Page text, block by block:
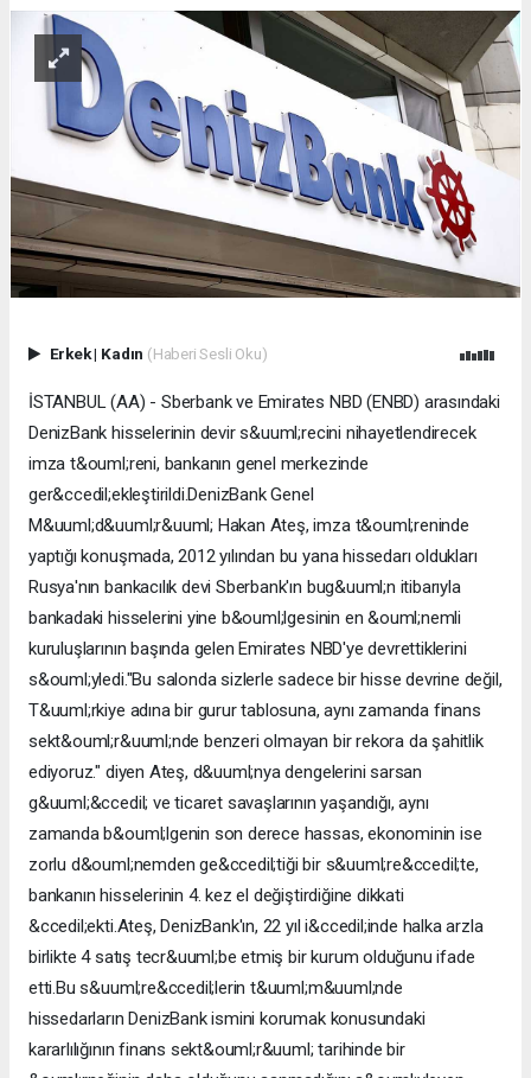
Erkek| Kadın (Haberi Sesli Oku)
İSTANBUL (AA) - Sberbank ve Emirates NBD (ENBD) arasındaki DenizBank hisselerinin devir s&uuml;recini nihayetlendirecek imza t&ouml;reni, bankanın genel merkezinde ger&ccedil;ekleştirildi.DenizBank Genel M&uuml;d&uuml;r&uuml; Hakan Ateş, imza t&ouml;reninde yaptığı konuşmada, 2012 yılından bu yana hissedarı oldukları Rusya'nın bankacılık devi Sberbank'ın bug&uuml;n itibarıyla bankadaki hisselerini yine b&ouml;lgesinin en &ouml;nemli kuruluşlarının başında gelen Emirates NBD'ye devrettiklerini s&ouml;yledi."Bu salonda sizlerle sadece bir hisse devrine değil, T&uuml;rkiye adına bir gurur tablosuna, aynı zamanda finans sekt&ouml;r&uuml;nde benzeri olmayan bir rekora da şahitlik ediyoruz." diyen Ateş, d&uuml;nya dengelerini sarsan g&uuml;&ccedil; ve ticaret savaşlarının yaşandığı, aynı zamanda b&ouml;lgenin son derece hassas, ekonominin ise zorlu d&ouml;nemden ge&ccedil;tiği bir s&uuml;re&ccedil;te, bankanın hisselerinin 4. kez el değiştirdiğine dikkati &ccedil;ekti.Ateş, DenizBank'ın, 22 yıl i&ccedil;inde halka arzla birlikte 4 satış tecr&uuml;be etmiş bir kurum olduğunu ifade etti.Bu s&uuml;re&ccedil;lerin t&uuml;m&uuml;nde hissedarların DenizBank ismini korumak konusundaki kararlılığının finans sekt&ouml;r&uuml; tarihinde bir &ouml;rneğinin daha olduğunu sanmadığını s&ouml;yleyen Ateş, ş&ouml;yle devam etti:"1997'de Zorlu Holding ile başlayan, 2004'te halka a&ccedil;ılma ile 25 bin ilave hissedarımızla tanışmamızla devam eden, ardından 6 yıl Dexia ve son olarak 7 yıl Avrupa'nın en k&ouml;kl&uuml; ve b&uuml;y&uuml;k bankalarından Sberbank &ccedil;atısı altında s&uuml;regelen yolculuğumuzda, her yeni hissedarımızla, tecr&uuml;be ettiğimiz her yeni k&uuml;lt&uuml;r ve kurumsal yapı ile daha da g&uuml;&ccedil;lendik, yenilendik, &ouml;ğrendik. Belki de bu y&uuml;zden 'dinamik ve &ccedil;evik banka' olarak kalmayı başardık. &Ouml;zellikle Sberbank'ın desteği ve teşviki ile kurumumuzu bir bankanın &ouml;tesine, inovasyon &uuml;ss&uuml; konumuna taşıdık. Bug&uuml;n DenizBank denince akla Ar-Ge, inovasyon ve &ouml;nc&uuml; dijital bankacılık uygulamaları geliyorsa, bunda Sberbank y&ouml;netiminin ve &ouml;zellikle Sayın Herman Gref'in daima bizi cesaretlendirmesinin katkısının b&uuml;y&uuml;k olduğunu s&ouml;ylemeliyim. Bu vesileyle lider vasfının yanı sıra i&ccedil;ten ve kucaklayıcı karakterine de b&uuml;y&uuml;k saygı duyduğum Gref'e ve elbette ekibine huzurlarınızda birlikteliğimiz s&uuml;resince kesintisiz desteği ve bize olan g&uuml;veni i&ccedil;in teşekk&uuml;rlerimi sunmak isterim."Sberbank'la ge&ccedil;en 7 yılHakan Ateş, Sberbank &ccedil;atısı altındaki 7 yıllık s&uuml;re&ccedil;te bankanın aktif b&uuml;y&uuml;kl&uuml;ğ&uuml;n&uuml;n y&uuml;zde 301 artışla 52,4 milyar TL'den 210 milyon TL'ye, kredi hacminin y&uuml;zde 291 artışla 142,8 milyar TL'ye ve mevduat toplamının y&uuml;zde 335 y&uuml;kselişle146,3 milyar TL'ye ulaştığını s&ouml;yledi.Aynı d&ouml;nemde istihdamın 11 bin 382 kişiden 14 bin 426'ya &ccedil;ıktığını belirten Ateş, "Nihayetinde hissedarımızın bize 2012'de emanet ettiği 5,2 milyar TL'lik &ouml;zkaynağı bug&uuml;n itibarıyla 16,8 milyar TL'ye ulaştırarak, aynı zamanda bankacılığın T&uuml;rkiye&rsquo;nin en u&ccedil; k&ouml;şelerine kadar erişilebilirliği i&ccedil;in sekt&ouml;r&uuml;nde şube sayısını artıran sayılı bankalar arasında yer alarak benzerine az rastlanır bir performans ortaya koyduk. Sberbank, bu sonu&ccedil;lar ışığında DenizBank&rsquo;ı birlikteliğimiz s&uuml;resince yurt dışındaki en b&uuml;y&uuml;k ve değerli aktifi olarak tanımladı." şeklinde konuştu."Son 10 yılda her alanda pazar payımızı artırdık" Ateş, son 10 yılda her alanda pazar paylarını artırdıklarını ve ciddi b&uuml;y&uuml;me yakaladıklarını belirtti.Aralık 2009'da sekt&ouml;rdeki mevduat paylarının y&uuml;de 2,2 iken, Haziran 2019'da bu oranı y&uuml;zde 3,8'e y&uuml;kselttiklerini ifade eden Ateş, aynı d&ouml;nemde toplam kredilerdeki paylarının y&uuml;zde 4,2'den y&uuml;zde 5,1'e &ccedil;ıktığını s&ouml;yledi.Ateş, tarım alanında da &ouml;nemli adımlar attıklarını, sekt&ouml;r paylarını y&uuml;zde 8,2'den y&uuml;zde 12'ye y&uuml;kselttiklerini anlattı.Kredi kartı alanında da pazar paylarını artırdıklarına dikkati &ccedil;eken Ateş, kredi kartı adedinde paylarının y&uuml;zde 3'ten y&uuml;zde 6,8'e, kredi kartı hacminde de paylarının y&uuml;zde 1,7'den y&uuml;zde 6,4'e ulaştığını dile getirdi."Zaruri hisse devri s&uuml;reci"Hakan Ateş, DenizBank'ın başarılı performansına rağmen zaruri hisse devri s&uuml;recine girildiğini, bunun nedenlerinin Sayın Igor Kolomoyskiy tarafından anlatıldığını belirtti.Diğer taraftan Emirates NBD'nin T&uuml;rkiye'ye olan ilgisini ise uzun yıllardır ger&ccedil;ekleştirdiği yatırımlardan bildiklerini s&ouml;yleyen Ateş, yaklaşık 20 aylık bir s&uuml;re zarfında her &uuml;&ccedil; kurumun faaliyet g&ouml;sterdiği &uuml;lkelerdeki resmi onay s&uuml;re&ccedil;lerinin tamamlanmasıyla nihayet bug&uuml;n resmi hisse devrinin ger&ccedil;ekleştiğini dile getirdi."Başarı &ouml;yk&uuml;m&uuml;zde altıncı b&ouml;l&uuml;m&uuml; a&ccedil;ıyoruz"DenizBank Genel M&uuml;d&uuml;r&uuml; Hakan Ateş, başarı &ouml;yk&uuml;lerini şimdiye kadar beş b&ouml;l&uuml;me sığdırdıklarını, bug&uuml;n ise altıncı b&ouml;l&uuml;m&uuml; a&ccedil;tıklarını s&ouml;yledi.Bu b&ouml;l&uuml;mlerin ilkinin 1997'deki kuruluşları olduğunu belirten Ateş, diğer b&ouml;l&uuml;mler hakkında şu değerlendirmelerde bulundu:"İkinci b&ouml;l&uuml;m; 2002 krizi ve 81 bankanın 35'inin ekonomik hayattan &ccedil;ekildiği bir d&ouml;nemi satın almalarla g&uuml;&ccedil;lenerek atlattığımız d&ouml;nem. &Uuml;&ccedil;&uuml;nc&uuml; b&ouml;l&uuml;m; 2004&rsquo;te y&uuml;zde 25 hissemizi uluslararası platformda halka a&ccedil;mamız ve 25 bini aşan hissedarla tanışıp uluslararası manada DenizBank markasını ortaya &ccedil;ıkarmamız. D&ouml;rd&uuml;nc&uuml; d&ouml;nem; 2006&rsquo;da T&uuml;rkiye tarihindeki en b&uuml;y&uuml;k &ccedil;arpanla Dexia'ya satılmamız. Beşinci b&ouml;l&uuml;m; 2012&rsquo;de Rusya&rsquo;nın yurt dışına bir seferde yaptığı en y&uuml;ksek yatırımın hedefi olarak, bug&uuml;n itibarıyla 177 yılı aşkın tarihi olan Sberbank&rsquo;ın &uuml;lkemizdeki banka yelpazesine katılmasına vesile olmamız. Ben bu birlikteliği, aynı zamanda Rus ve T&uuml;rk insanının geleceği i&ccedil;in de atılmış en &ouml;nemli adımlardan biri ve hatta en &ouml;nemlisi olarak tanımlıyorum.Ve altıncı b&ouml;l&uuml;m&uuml; bug&uuml;n a&ccedil;ıyoruz. Bug&uuml;n itibarıyla farklı coğrafyadan bir hissedarla yolumuza devam etmek &uuml;zere ilk adımımızı atıyoruz. Daha &ouml;nce Dexia, sonrasında da Sberbank&rsquo;la olduğu gibi, Emirates NBD ile de &uuml;lkelerimiz arasındaki k&ouml;kl&uuml; hukuku, kardeşlik bağlarını geliştirmek ve insanlarımız i&ccedil;in &ccedil;alışmak &ouml;ncelikli vazifemiz olacak. Yeni hissedarımızın &ccedil;atısı altında artık, T&uuml;rkiye&rsquo;nin lider bankaları arasında en tepe noktaya doğru hızla tırmanmaya hazırız."Hakan Ateş, Kasım 2017'de başlayan ve 20 ay gibi uzun bir s&uuml;reye yayılan hisse devrinde kendilerine inanarak kararlılıkla s&uuml;recin devamlılığını sağlayan taraflara, bu esnada bankanın faaliyetlerini kesintisiz devam ettirmesi i&ccedil;in var g&uuml;c&uuml;yle &ccedil;alışan &uuml;st y&ouml;netime ve t&uuml;m "Kaptan" ve "Denizciler" ve varlık sebebi olan m&uuml;şterilere teşekk&uuml;r etti.Bu s&uuml;re&ccedil;te kritik rol oynayan karar verici otoritelere ve 22 yıldır bu yolu birlikte y&uuml;r&uuml;d&uuml;kleri, DenizBank i&ccedil;in &ouml;nemli t&uuml;m d&ouml;n&uuml;m noktalarında yanlarında olan değerli basın mensubu dostlara da ayrıca teşekk&uuml;r eden Ateş, "Emirates NBD-DenizBank birlikteliğinin kurumlara, sekt&ouml;r&uuml;m&uuml;ze ve &uuml;lkemize hayırlı, uğurlu olmasını diliyorum." diyerek s&ouml;zlerini tamamladı.Qassim: MENAT b&ouml;lgesinde b&uuml;y&uuml;yoruzEmirates NBD Başkan Yardımcısı ve İdari Direkt&ouml;r Hesham Abdulla Al Qassim da DenizBank&rsquo;ın, Emirates NBD ailesine yeni &uuml;yesi olarak katılımı vesilesiyle bug&uuml;n burada bulunmaktan dolayı olduk&ccedil;a mutlu olduğunu s&ouml;yledi.Emirates NBD'nin &ccedil;ok b&uuml;y&uuml;k bir olgu olan sinerjinin yani iki b&uuml;y&uuml;k ve k&ouml;kl&uuml; kurumun nasıl başarıyla bir araya gelerek sekt&ouml;r&uuml;n yolunu a&ccedil;acak bir g&uuml;&ccedil; merkezi oluşturduğuna dair &ccedil;ok parlak bir &ouml;rneği teşkil ettiğini anlatan Qassim, Emirates NBD'nin tarih&ccedil;esine ilişkin şu bilgileri verdi:"Emirates NBD&rsquo;nin k&ouml;kleri Haziran 1963 tarihinde Birleşik Arap Emirlikleri'nde (BAE) kurulan ilk ulusal banka olma &ouml;zelliği taşıyan National Bank of Dubai&rsquo;ye dayanıyor. Emirates NBD, 2007'de National Bank of Dubai ve Emirates Bank International&rsquo;ın birleşmesiyle yani bir anlamda BAE&rsquo;nin ikinci ve d&ouml;rd&uuml;nc&uuml; en b&uuml;y&uuml;k bankalarının bir araya gelmesiyle aktif b&uuml;y&uuml;kl&uuml;ğ&uuml; anlamında b&ouml;lgenin en b&uuml;y&uuml;k bankalarından biri olarak kuruldu. Bu birleşme s&uuml;reci t&uuml;m taraflar i&ccedil;in &ccedil;ok &ouml;nemli bir sinerji sağlayarak her iki tarafın da tam potansiyelini ortaya &ccedil;ıkartmış ve b&ouml;lgenin bankacılık kompozisyonu i&ccedil;erisinde lider bir kurum oluşturmamıza yardımcı olmuştur."Qassim, son on yılda, Emirates NBD'nin Orta Doğu, Kuzey Afrika ve T&uuml;rkiye b&ouml;lgesinde (MENAT) yer alan kilit stratejik pazarlarda giderek b&uuml;y&uuml;yen bir ayak iziyle kendisini ger&ccedil;ek bir Orta Doğu başarı hikayesi olarak tesis ettiğini belirtti.Sinerjiye olan inan&ccedil;larını devam ettirerek, Mısır&rsquo;da BNP Paribas&rsquo;ı satın alıp b&ouml;lgesel temsil g&uuml;&ccedil;lerini &ouml;nemli &ouml;l&ccedil;&uuml;de arttırdıklarına dikkati &ccedil;eken Qassim, yakın zamanda Suudi Arabistan'da da 20 ek şube a&ccedil;ma onayı aldıklarını ifade etti.Qassim, b&ouml;ylece b&ouml;lgenin en &ouml;nemli pazarlarında yerlerinin daha da sağlamlaştırmayı başardıklarını belirterek, "İlaveten, Hi